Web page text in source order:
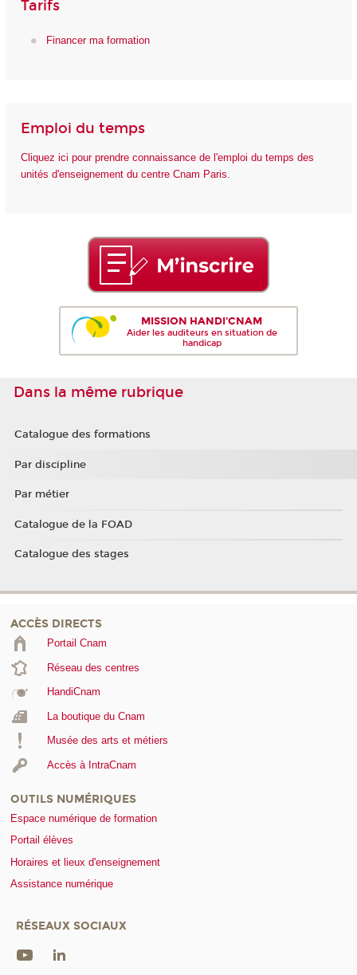
Tarifs
Financer ma formation
Emploi du temps
Cliquez ici pour prendre connaissance de l'emploi du temps des
unités d'enseignement du centre Cnam Paris.
MISSION HANDI'CNAM
Aider les auditeurs en situation de
handicap
Dans la même rubrique
Catalogue des formations
Par discipline
Par métier
Catalogue de la FOAD
Catalogue des stages
ACCÈS DIRECTS
Portail Cnam
Réseau des centres
HandiCnam
La boutique du Cnam
Musée des arts et métiers
Accès à IntraCnam
OUTILS NUMÉRIQUES
Espace numérique de formation
Portail élèves
Horaires et lieux d'enseignement
Assistance numérique
RÉSEAUX SOCIAUX